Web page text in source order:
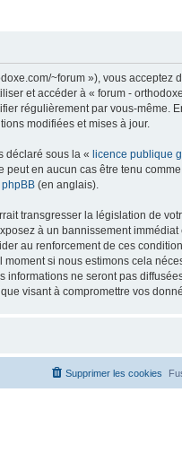
~forum »), vous acceptez
et accéder à « forum -
régulièrement par vous-même.
modifiées et mises à jour.
déclaré sous la « licence publique
en aucun cas être tenu
(en anglais).
transgresser la législation de
à un bannissement
au renforcement de ces
si nous estimons cela
ne seront pas
visant à compromettre vos
Supprimer les cookies